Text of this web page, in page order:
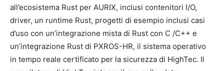
all’ecosistema Rust per AURIX, inclusi contenitori I/O,
driver, un runtime Rust, progetti di esempio inclusi casi
d’uso con un’integrazione mista di Rust con C /C++ e
un’integrazione Rust di PXROS-HR, il sistema operativo
in tempo reale certificato per la sicurezza di HighTec. Il